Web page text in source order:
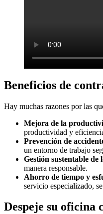
Beneficios de
Hay muchas razones por las
Mejora de la
productividad y
Prevención de
un entorno de trabajo
Gestión sustentable de
manera responsable.
Ahorro de tiempo y
servicio especializado,
Despeje su oficina